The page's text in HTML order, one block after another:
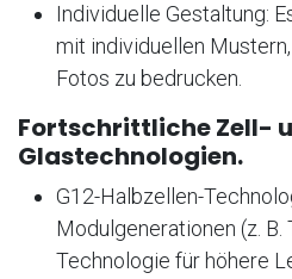
Individuelle Gestaltung:
mit individuellen
Fotos zu bedrucken.
Fortschrittliche Zell-
Glastechnologien.
G12-Halbzellen-
Modulgenerationen (z.
Technologie für höhere